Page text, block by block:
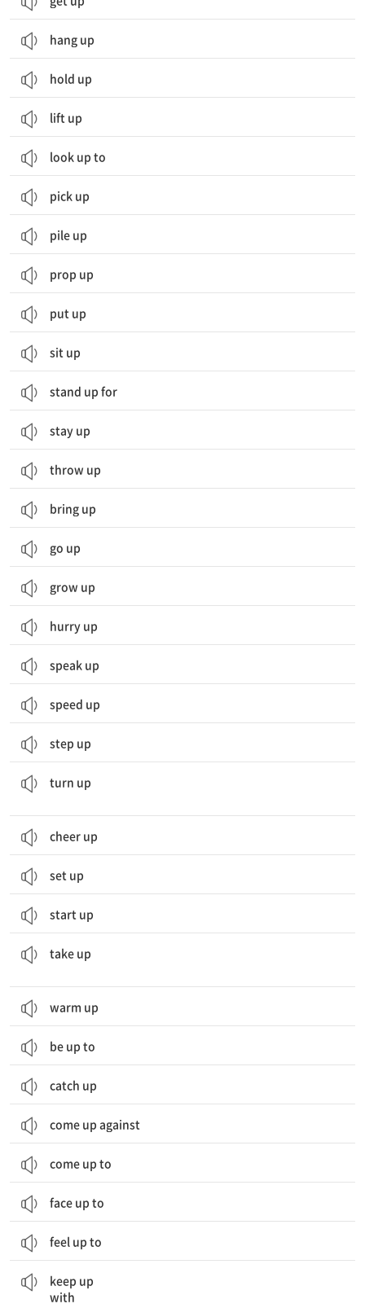
hang up
hold up
lift up
look up to
pick up
pile up
prop up
put up
sit up
stand up for
stay up
throw up
bring up
go up
grow up
hurry up
speak up
speed up
step up
turn up
cheer up
set up
start up
take up
warm up
be up to
catch up
come up against
come up to
face up to
feel up to
keep up
with